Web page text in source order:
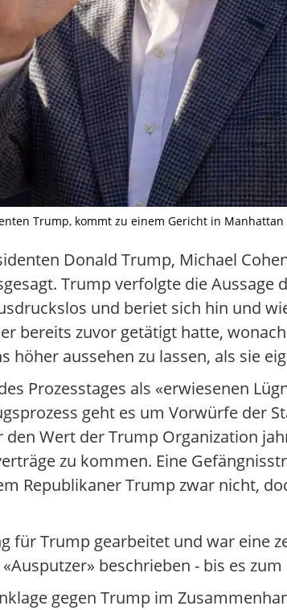
Trump, kommt zu einem Gericht in
Donald Trump, Michael
Trump verfolgte die Aussage
und beriet sich hin und
bereits zuvor getätigt hatte,
aussehen zu lassen, als sie
Prozesstages als «erwiesenen
geht es um Vorwürfe der
Wert der Trump Organization
zu kommen. Eine
Republikaner Trump zwar nicht,
für Trump gearbeitet und war eine
beschrieben - bis es
gegen Trump im